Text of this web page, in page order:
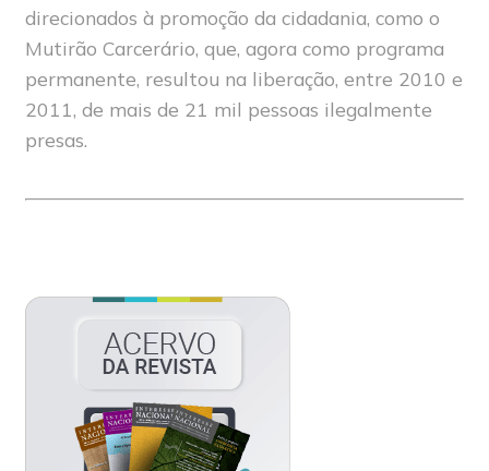
direcionados à promoção da cidadania, como o
Mutirão Carcerário, que, agora como programa
permanente, resultou na liberação, entre 2010 e
2011, de mais de 21 mil pessoas ilegalmente
presas.